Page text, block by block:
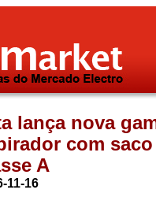
lança nova
com saco
A
11-16